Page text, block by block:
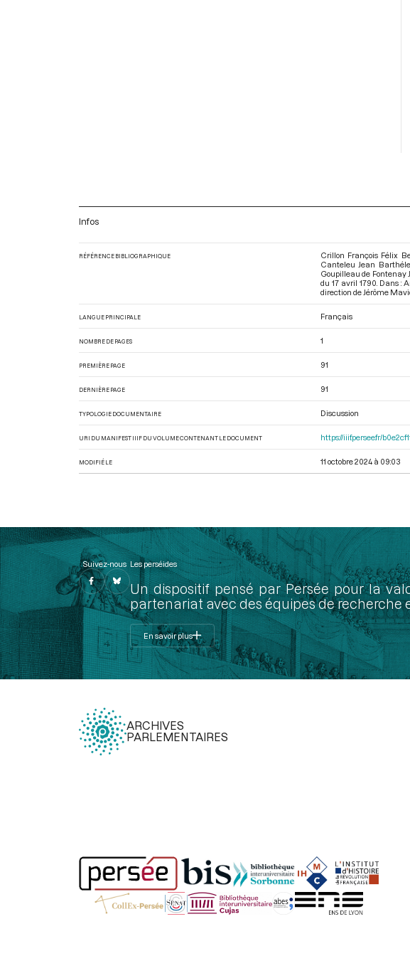
Infos
RÉFÉRENCE BIBLIOGRAPHIQUE
Crillon François Félix
Canteleu Jean
Goupilleau de Fontenay
du 17 avril 1790. Dans :
direction de Jérôme
LANGUE PRINCIPALE Français
NOMBRE DE PAGES 1
PREMIÈRE PAGE 91
DERNIÈRE PAGE 91
TYPOLOGIE DOCUMENTAIRE Discussion
URI DU MANIFEST IIIF DU VOLUME CONTENANT LE DOCUMENT https://iiif.persee.fr/
MODIFIÉ LE 11 octobre 2024 à 09:03
Suivez-nous Les perséides
Un dispositif pensé par Persée pour la
partenariat avec des équipes de recherche
En savoir plus
ARCHIVES
PARLEMENTAIRES